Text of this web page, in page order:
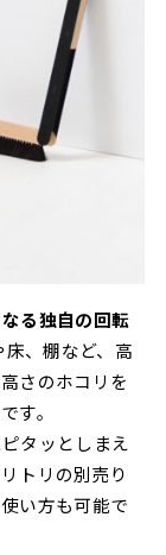
る独自の回転
、棚など、高
さのホコリを
す。
タッとしまえ
トリの別売り
い方も可能で